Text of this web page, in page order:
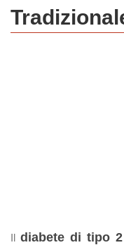
Il diabete di tipo 2